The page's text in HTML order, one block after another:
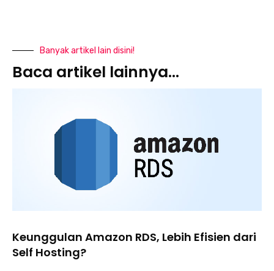
Banyak artikel lain disini!
Baca artikel lainnya...
Keunggulan Amazon RDS, Lebih Efisien dari
Self Hosting?